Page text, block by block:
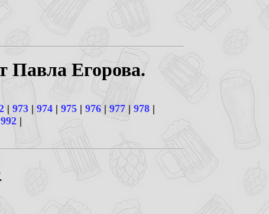
Павла Егорова.
| 973 | 974 | 975 | 976| 977 | 978 |
992 |